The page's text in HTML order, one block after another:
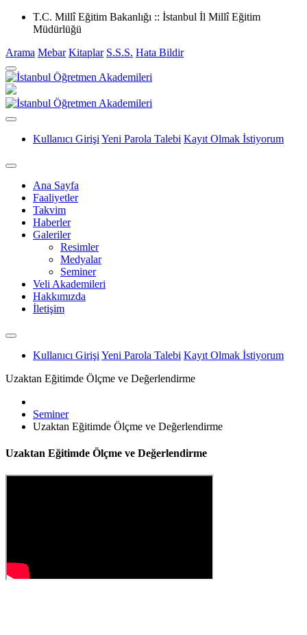
T.C. Millî Eğitim Bakanlığı :: İstanbul İl Millî Eğitim
Müdürlüğü
Arama Mebar Kitaplar S.S.S. Hata Bildir
Kullanıcı Girişi Yeni Parola Talebi Kayıt Olmak İstiyorum
Ana Sayfa
Faaliyetler
Takvim
Haberler
Galeriler
Resimler
Medyalar
Seminer
Veli Akademileri
Hakkımızda
İletişim
Kullanıcı Girişi Yeni Parola Talebi Kayıt Olmak İstiyorum
Uzaktan Eğitimde Ölçme ve Değerlendirme
Seminer
Uzaktan Eğitimde Ölçme ve Değerlendirme
Uzaktan Eğitimde Ölçme ve Değerlendirme